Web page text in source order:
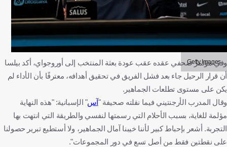
Getty Images
وفي مؤتمر صحفي عقده عقب عودة بعثة المنتخب إلى أوروجواي، أكد بيلسا
أن قرار الرحيل جاء بعد فشل الفريق في تحقيق أهدافه، معترفًا بأن الأداء لم
يكن على مستوى تطلعات الجماهير.
وقال المدرب الأرجنتيني فيما نقلته صحيفة "آس" الإسبانية: "هذه النهاية
مؤلمة للغاية، بسبب الأحلام التي رسمتها لنفسي والطريقة التي انتهت بها
التجربة. أشعر بإحباط كبير لأننا خيبنا آمال الجماهير، ولا أستطيع تبرير حصولنا
على نقطتين فقط من أصل تسع في دور المجموعات".